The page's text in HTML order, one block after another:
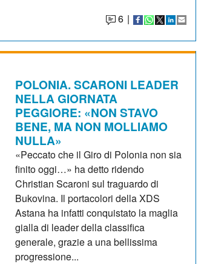
6 |
POLONIA. SCARONI LEADER
NELLA GIORNATA
PEGGIORE: «NON STAVO
BENE, MA NON MOLLIAMO
NULLA»
«Peccato che il Giro di Polonia non sia
finito oggi…» ha detto ridendo
Christian Scaroni sul traguardo di
Bukovina. Il portacolori della XDS
Astana ha infatti conquistato la maglia
gialla di leader della classifica
generale, grazie a una bellissima
progressione...